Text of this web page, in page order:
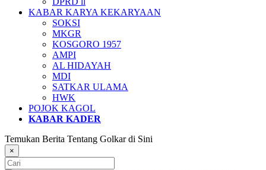
KABAR KARYA KEKARYAAN
SOKSI
MKGR
KOSGORO 1957
AMPI
AL HIDAYAH
MDI
SATKAR ULAMA
HWK
POJOK KAGOL
KABAR KADER
Temukan Berita Tentang Golkar di Sini
×